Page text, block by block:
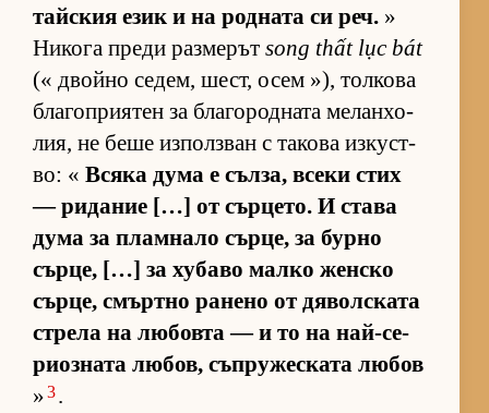
тайс­кия език и на род­ната си реч. »
Ни­кога преди раз­ме­рът song thất lục bát
(« двойно се­дем, шест, осем »), тол­кова
бла­гоп­ри­я­тен за бла­го­род­ната ме­лан­хо­
лия, не беше из­пол­з­ван с та­кова из­кус­т­
во: « Всяка дума е съл­за, всеки стих
— ри­да­ние […] от сър­це­то. И става
дума за плам­нало сър­це, за бурно
сър­це, […] за ху­баво малко жен­ско
сър­це, смър­тно ра­нено от дя­вол­с­ката
стрела на лю­бовта — и то на най-се­
ри­оз­ната лю­бов, съп­ру­жес­ката лю­бов
»3.